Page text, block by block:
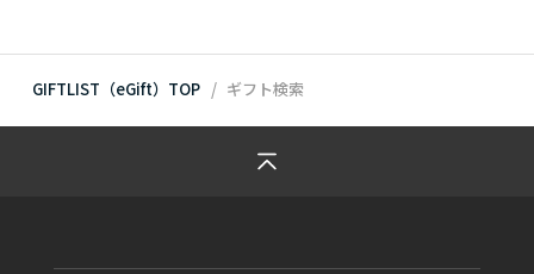
GIFTLIST（eGift）TOP ギフト検索